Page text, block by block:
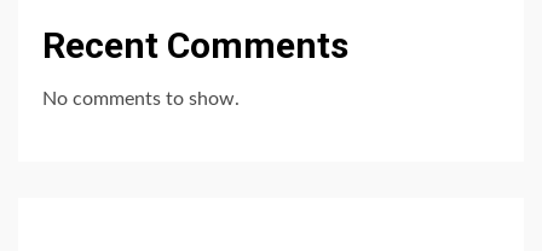
Recent Comments
No comments to show.